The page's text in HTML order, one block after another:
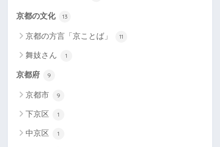
京都の文化 13
京都の方言「京ことば」 11
舞妓さん 1
京都府 9
京都市 9
下京区 1
中京区 1